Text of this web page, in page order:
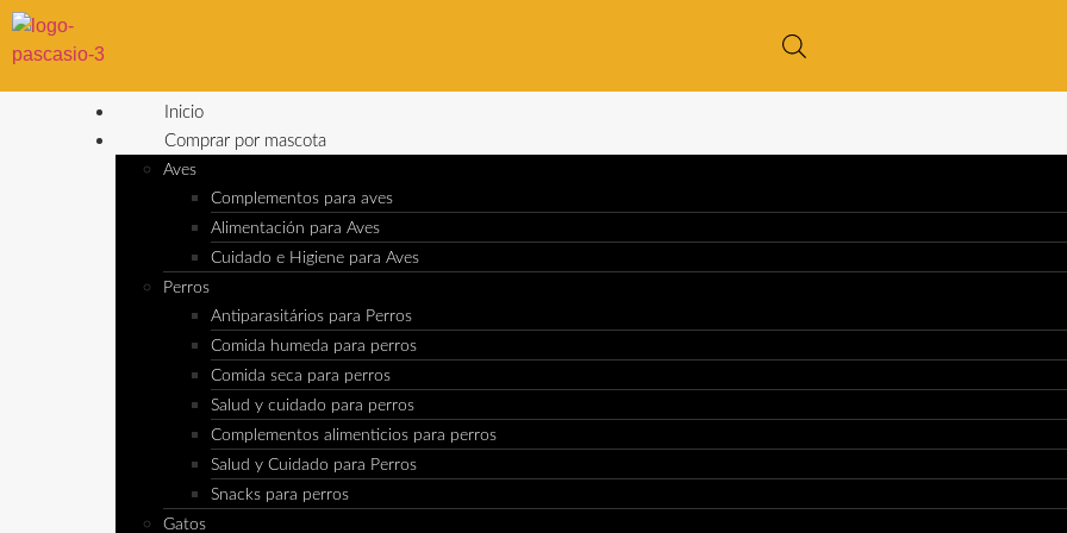
Inicio
Comprar por mascota
Aves
Complementos para aves
Alimentación para Aves
Cuidado e Higiene para Aves
Perros
Antiparasitários para Perros
Comida humeda para perros
Comida seca para perros
Salud y cuidado para perros
Complementos alimenticios para perros
Salud y Cuidado para Perros
Snacks para perros
Gatos